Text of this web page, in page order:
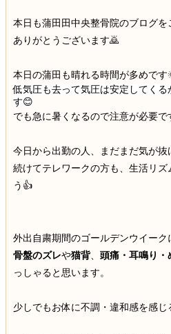
本日も蒲田田中央整骨院のブログを
ありがとうございます🙇
本日の蒲田も晴れる時間が多めです
低気圧も去って気圧は安定してく
す😊
でも急に暑くなるので注意が必要
今日から出勤の人、まだまだ気が抜
続けてテレワークの方も、生活リ
う👍
外出自粛期間のゴールデンウイーク
骨盤のズレや猫背、 頭痛・耳鳴り・
っしゃると思います。
少しでもお体に不調・違和感を感じ